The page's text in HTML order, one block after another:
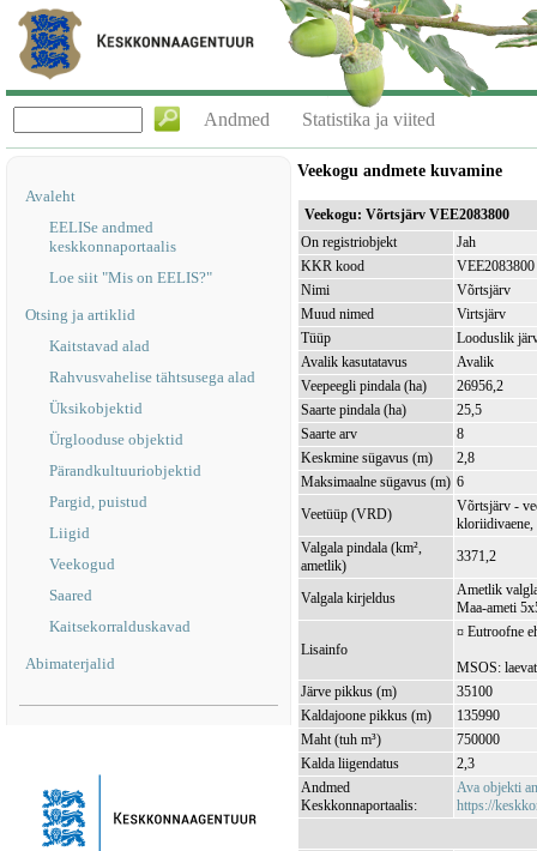
Andmed Statistika ja viited
Avaleht
EELISe andmed
keskkonnaportaalis
Loe siit "Mis on EELIS?"
Otsing ja artiklid
Kaitstavad alad
Rahvusvahelise tähtsusega alad
Üksikobjektid
Ürglooduse objektid
Pärandkultuuriobjektid
Pargid, puistud
Liigid
Veekogud
Saared
Kaitsekorralduskavad
Abimaterjalid
Veekogu andmete kuvamine
Veekogu: Võrtsjärv VEE2083800
On registriobjekt
Jah
KKR kood
VEE2083800
Nimi
Võrtsjärv
Muud nimed
Virtsjärv
Tüüp
Looduslik
Avalik kasutatavus
Avalik
Veepeegli pindala (ha)
26956,2
Saarte pindala (ha)
25,5
Saarte arv
8
Keskmine sügavus (m)
2,8
Maksimaalne sügavus (m) 6
Veetüüp (VRD)
Võrtsjärv -
kloriidivaene,
Valgala pindala (km²,
ametlik)
3371,2
Valgala kirjeldus
Ametlik
Maa-ameti
Lisainfo
¤ Eutroofne
MSOS:
Järve pikkus (m)
35100
Kaldajoone pikkus (m)
135990
Maht (tuh m³)
750000
Kalda liigendatus
2,3
Andmed
Keskkonnaportaalis:
Ava objekti
https://